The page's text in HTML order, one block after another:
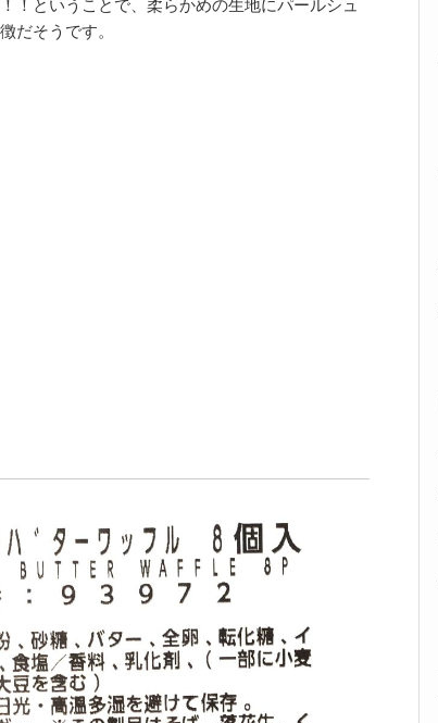
！ということで、柔らかめの生地にパールシュ
だそうです。